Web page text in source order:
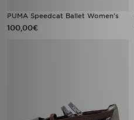
PUMA Speedcat Ballet Women's
100,00€